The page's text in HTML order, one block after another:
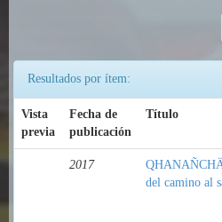
Resultados por ítem:
Vista
previa
Fecha de
publicación
Título
2017
del camino al